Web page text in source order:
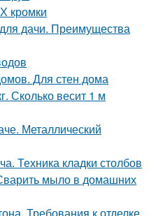
кромки
дачи. Преимущества
Для стен дома
Сколько весит 1 м
Металлический
Техника кладки столбов
мыло в домашних
Требования к отделке